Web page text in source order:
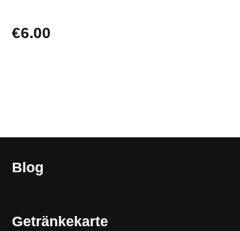
€6.00
Blog
Getränkekarte